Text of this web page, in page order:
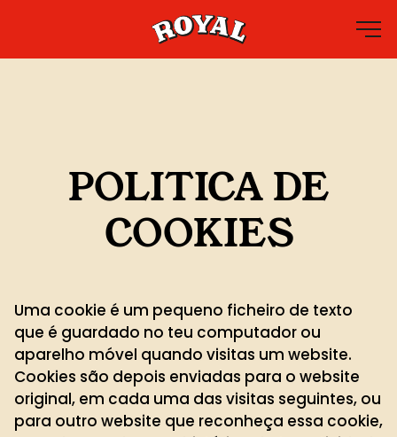
Promo
Subscreve
POLITICA DE
COOKIES
Uma cookie é um pequeno ficheiro de texto
que é guardado no teu computador ou
aparelho móvel quando visitas um website.
Cookies são depois enviadas para o website
original, em cada uma das visitas seguintes, ou
para outro website que reconheça essa cookie,